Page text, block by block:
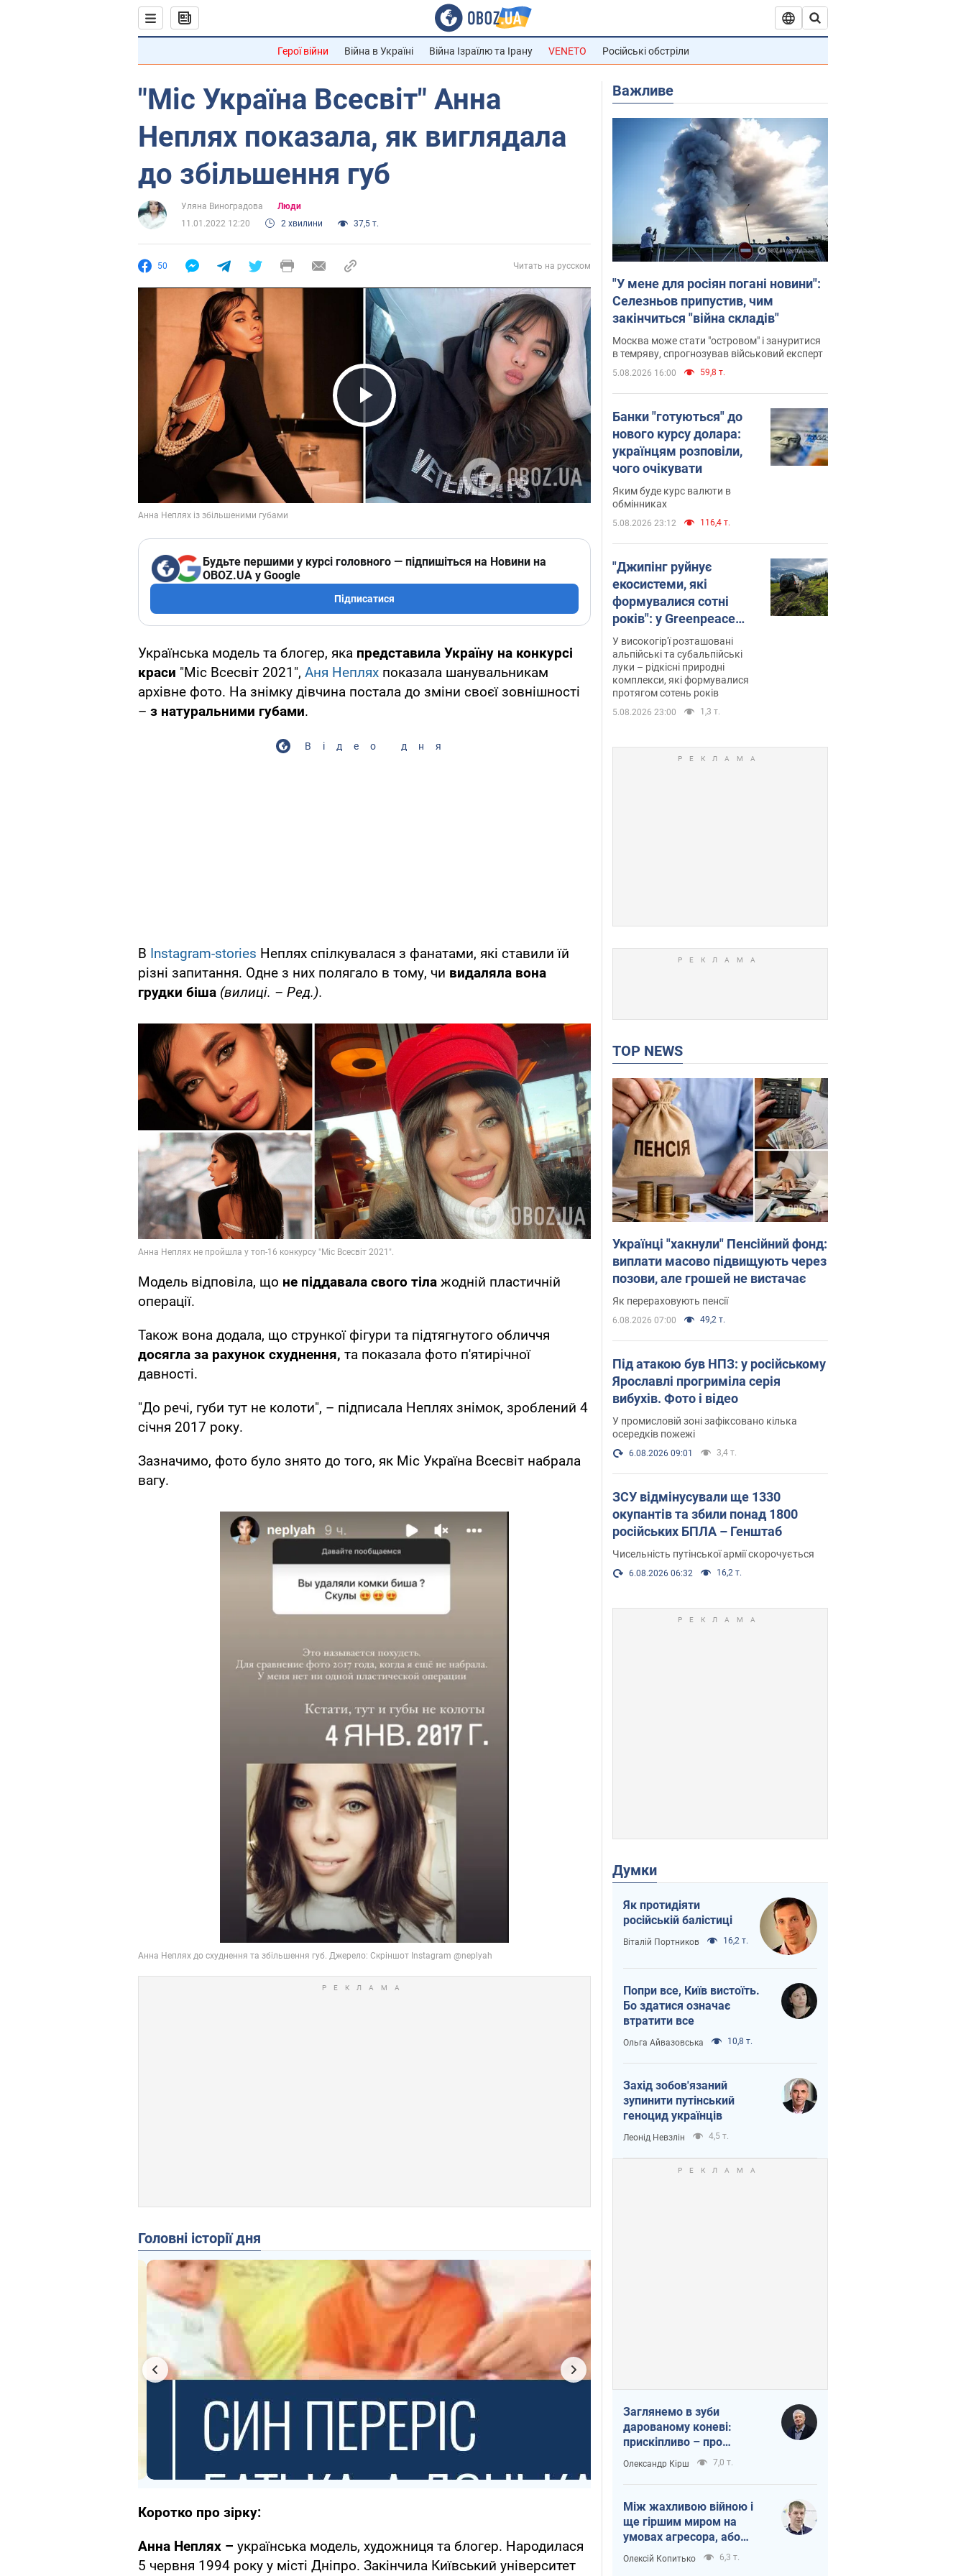
Герої війни Війна в Україні Війна Ізраїлю та Ірану VENETO Російські обстріли
"Міс Україна Всесвіт" Анна
Неплях показала, як виглядала
до збільшення губ
Уляна Виноградова
Люди
11.01.2022 12:20
2 хвилини 37,5 т.
50 Читать на русском
Play Video
Будьте першими у курсі головного — підпишіться на Новини на
OBOZ.UA у Google
Підписатися
Українська модель та блогер, яка представила Україну на конкурсі
краси "Міс Всесвіт 2021", Аня Неплях показала шанувальникам
архівне фото. На знімку дівчина постала до зміни своєї зовнішності
– з натуральними губами.
Відео дня
В Instagram-stories Неплях спілкувалася з фанатами, які ставили їй
різні запитання. Одне з них полягало в тому, чи видаляла вона
грудки біша (вилиці. – Ред.).
Модель відповіла, що не піддавала свого тіла жодній пластичній
операції.
Також вона додала, що стрункої фігури та підтягнутого обличчя
досягла за рахунок схуднення, та показала фото п'ятирічної
давності.
"До речі, губи тут не колоти", – підписала Неплях знімок, зроблений 4
січня 2017 року.
Зазначимо, фото було знято до того, як Міс Україна Всесвіт набрала
вагу.
Головні історії дня
Коротко про зірку:
Анна Неплях – українська модель, художниця та блогер. Народилася
5 червня 1994 року у місті Дніпро. Закінчила Київський університет
Важливе
"У мене для росіян погані новини":
Селезньов припустив, чим
закінчиться "війна складів"
Москва може стати "островом" і зануритися
в темряву, спрогнозував військовий експерт
5.08.2026 16:00 59,8 т.
Банки "готуються" до
нового курсу долара:
українцям розповіли,
чого очікувати
Яким буде курс валюти в
обмінниках
5.08.2026 23:12 116,4 т.
"Джипінг руйнує
екосистеми, які
формувалися сотні
років": у Greenpeace
забили на сполох
У високогір'ї розташовані
альпійські та субальпійські
луки – рідкісні природні
комплекси, які формувалися
протягом сотень років
5.08.2026 23:00 1,3 т.
TOP NEWS
Українці "хакнули" Пенсійний фонд:
виплати масово підвищують через
позови, але грошей не вистачає
Як перераховують пенсії
6.08.2026 07:00 49,2 т.
Під атакою був НПЗ: у російському
Ярославлі прогриміла серія
вибухів. Фото і відео
У промисловій зоні зафіксовано кілька
осередків пожежі
6.08.2026 09:01 3,4 т.
ЗСУ відмінусували ще 1330
окупантів та збили понад 1800
російських БПЛА – Генштаб
Чисельність путінської армії скорочується
6.08.2026 06:32 16,2 т.
Думки
Як протидіяти
російській балістиці
Віталій Портников 16,2 т.
Попри все, Київ вистоїть.
Бо здатися означає
втратити все
Ольга Айвазовська 10,8 т.
Захід зобов'язаний
зупинити путінський
геноцид українців
Леонід Невзлін 4,5 т.
Заглянемо в зуби
дарованому коневі:
прискіпливо – про
допомогу Україні
Олександр Кірш 7,0 т.
Між жахливою війною і
ще гіршим миром на
умовах агресора, або
Безвихідність – теж
Олексій Копитько 6,3 т.